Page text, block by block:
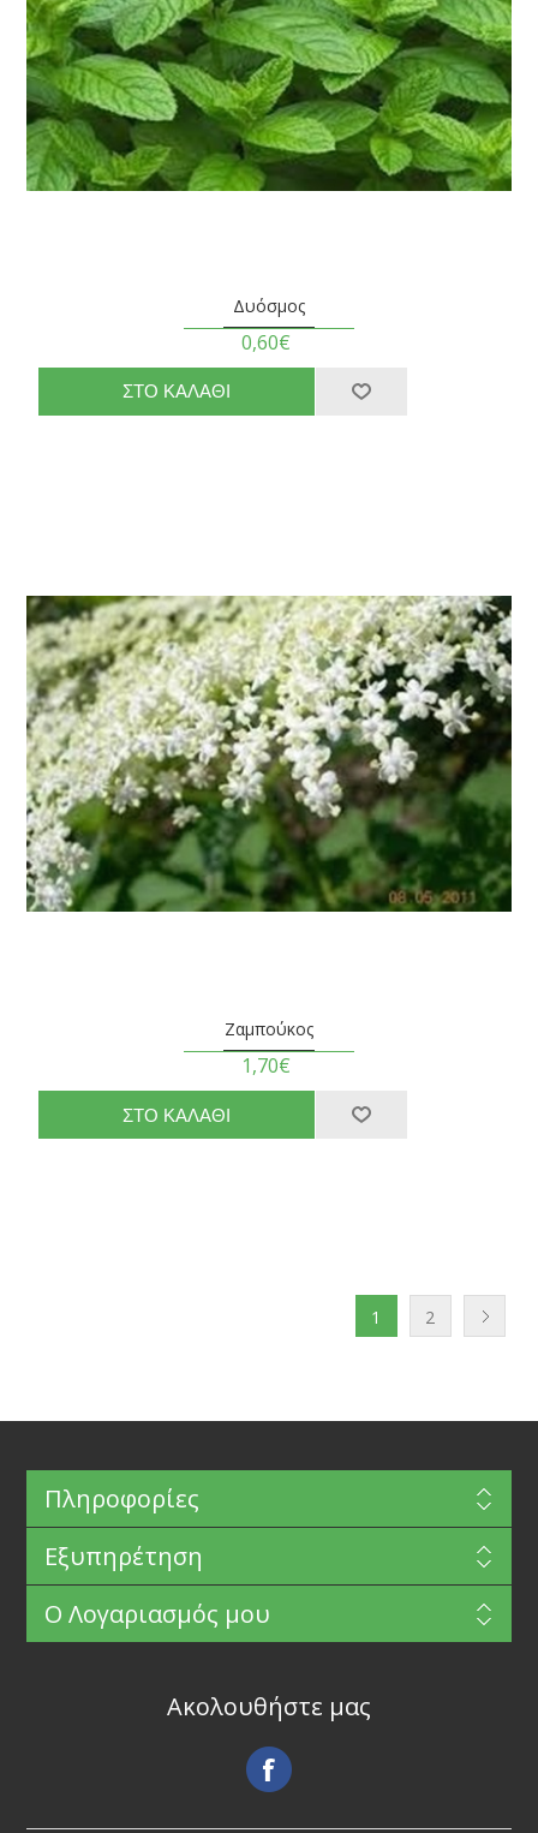
Δυόσμος
0,60€
Ζαμπούκος
1,70€
1 2
Πληροφορίες
Εξυπηρέτηση
Ο Λογαριασμός μου
Ακολουθήστε μας